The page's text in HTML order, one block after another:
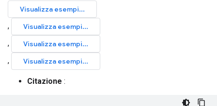
Citazione :